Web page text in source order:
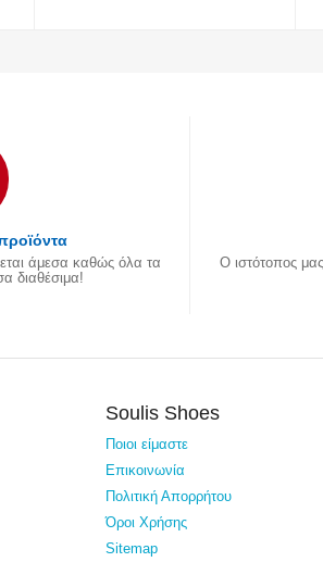
άμεσα καθώς όλα τα
διαθέσιμα!
Ο ιστότοπος
Soulis Shoes
Ποιοι είμαστε
Επικοινωνία
Πολιτική Απορρήτου
Όροι Χρήσης
Sitemap